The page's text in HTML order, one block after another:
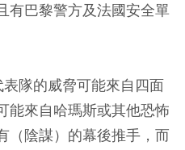
有巴黎警方及法國安全單
隊的威脅可能來自四面
能來自哈瑪斯或其他恐怖
（陰謀）的幕後推手，而